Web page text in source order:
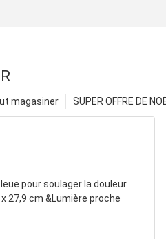
SUPER OFFRE DE
magasiner